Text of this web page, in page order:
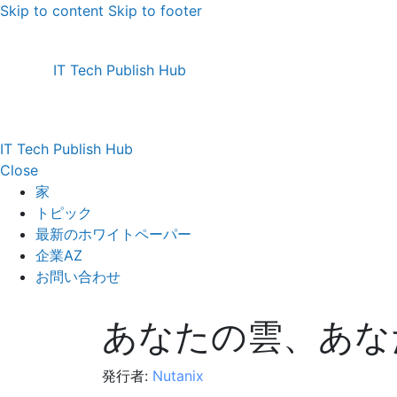
Skip to content Skip to footer
IT Tech Publish Hub
IT Tech Publish Hub
Close
家
トピック
最新のホワイトペーパー
企業AZ
お問い合わせ
あなたの雲、あ
発行者: Nutanix